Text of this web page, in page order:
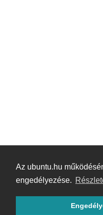
Az ubuntu.hu
engedélyezése.